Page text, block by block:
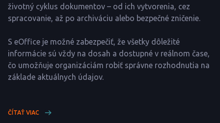
životný cyklus dokumentov – od ich vytvorenia, cez
spracovanie, až po archiváciu alebo bezpečné zničenie.
S eOffice je možné zabezpečiť, že všetky dôležité
informácie sú vždy na dosah a dostupné v reálnom čase,
čo umožňuje organizáciám robiť správne rozhodnutia na
základe aktuálnych údajov.
ČÍTAŤ VIAC